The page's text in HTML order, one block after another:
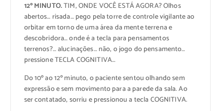
12º MINUTO.TIM, ONDE VOCÊ ESTÁ AGORA? Olhos
abertos… risada… pego pela torre de controle vigilante ao
orbitar em torno de uma área da mente terrena e
descobridora… onde é a tecla para pensamentos
terrenos?… alucinações… não, o jogo do pensamento…
pressione TECLA COGNITIVA…
Do 10º ao 12º minuto, o paciente sentou olhando sem
expressão e sem movimento para a parede da sala. Ao
ser contatado, sorriu e pressionou a tecla COGNITIVA.